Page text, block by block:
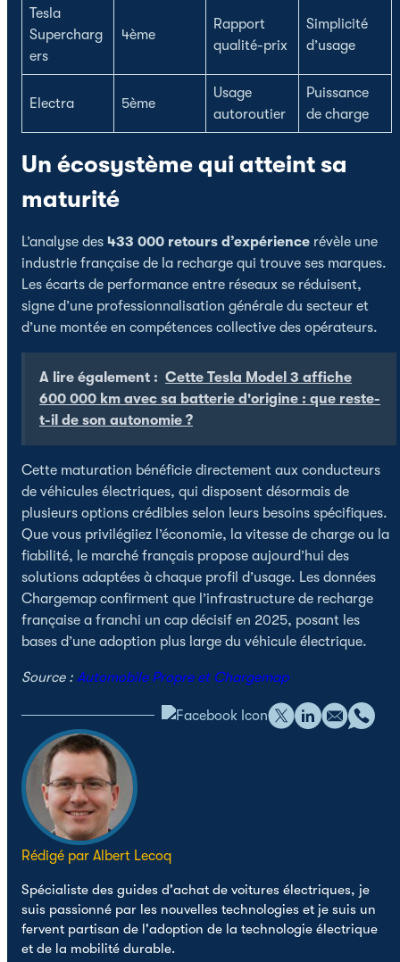
Tesla
Supercharg
ers
4ème
Rapport
qualité-prix
Simplicité
d’usage
Electra 5ème
Usage
autoroutier
Puissance
de charge
Un écosystème qui atteint sa
maturité
L’analyse des 433 000 retours d’expérience révèle une
industrie française de la recharge qui trouve ses marques.
Les écarts de performance entre réseaux se réduisent,
signe d’une professionnalisation générale du secteur et
d’une montée en compétences collective des opérateurs.
A lire également : Cette Tesla Model 3 affiche
600 000 km avec sa batterie d'origine : que reste-
t-il de son autonomie ?
Cette maturation bénéficie directement aux conducteurs
de véhicules électriques, qui disposent désormais de
plusieurs options crédibles selon leurs besoins spécifiques.
Que vous privilégiiez l’économie, la vitesse de charge ou la
fiabilité, le marché français propose aujourd’hui des
solutions adaptées à chaque profil d’usage. Les données
Chargemap confirment que l’infrastructure de recharge
française a franchi un cap décisif en 2025, posant les
bases d’une adoption plus large du véhicule électrique.
Source : Automobile Propre et Chargemap
Rédigé par Albert Lecoq
Spécialiste des guides d'achat de voitures électriques, je
suis passionné par les nouvelles technologies et je suis un
fervent partisan de l'adoption de la technologie électrique
et de la mobilité durable.